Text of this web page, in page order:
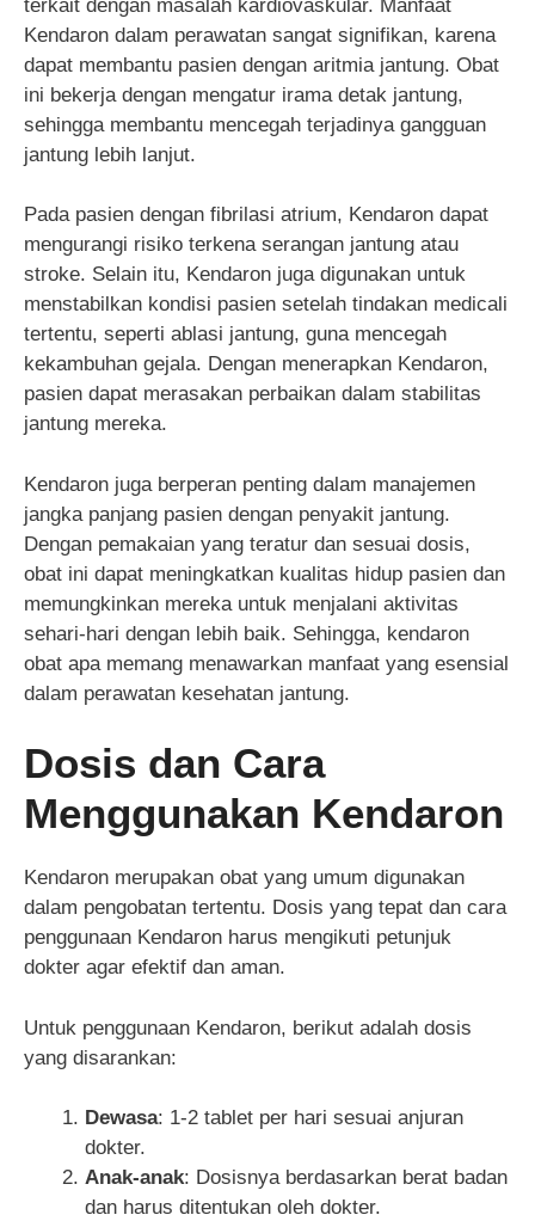
terkait dengan masalah kardiovaskular. Manfaat
Kendaron dalam perawatan sangat signifikan, karena
dapat membantu pasien dengan aritmia jantung. Obat
ini bekerja dengan mengatur irama detak jantung,
sehingga membantu mencegah terjadinya gangguan
jantung lebih lanjut.
Pada pasien dengan fibrilasi atrium, Kendaron dapat
mengurangi risiko terkena serangan jantung atau
stroke. Selain itu, Kendaron juga digunakan untuk
menstabilkan kondisi pasien setelah tindakan medicali
tertentu, seperti ablasi jantung, guna mencegah
kekambuhan gejala. Dengan menerapkan Kendaron,
pasien dapat merasakan perbaikan dalam stabilitas
jantung mereka.
Kendaron juga berperan penting dalam manajemen
jangka panjang pasien dengan penyakit jantung.
Dengan pemakaian yang teratur dan sesuai dosis,
obat ini dapat meningkatkan kualitas hidup pasien dan
memungkinkan mereka untuk menjalani aktivitas
sehari-hari dengan lebih baik. Sehingga, kendaron
obat apa memang menawarkan manfaat yang esensial
dalam perawatan kesehatan jantung.
Dosis dan Cara
Menggunakan Kendaron
Kendaron merupakan obat yang umum digunakan
dalam pengobatan tertentu. Dosis yang tepat dan cara
penggunaan Kendaron harus mengikuti petunjuk
dokter agar efektif dan aman.
Untuk penggunaan Kendaron, berikut adalah dosis
yang disarankan:
Dewasa: 1-2 tablet per hari sesuai anjuran
dokter.
Anak-anak: Dosisnya berdasarkan berat badan
dan harus ditentukan oleh dokter.